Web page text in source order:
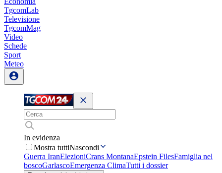
TgcomLab
Televisione
TgcomMag
Video
Schede
Sport
Meteo
In evidenza
Mostra tuttiNascondi
Guerra IranElezioniCrans MontanaEpstein FilesFamiglia nel
boscoGarlascoEmergenza ClimaTutti i dossier